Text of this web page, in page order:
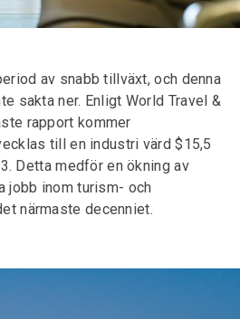
av snabb tillväxt, och denna
sakta ner. Enligt World Travel &
rapport kommer
till en industri värd $15,5
Detta medför en ökning av
jobb inom turism- och
närmaste decenniet.